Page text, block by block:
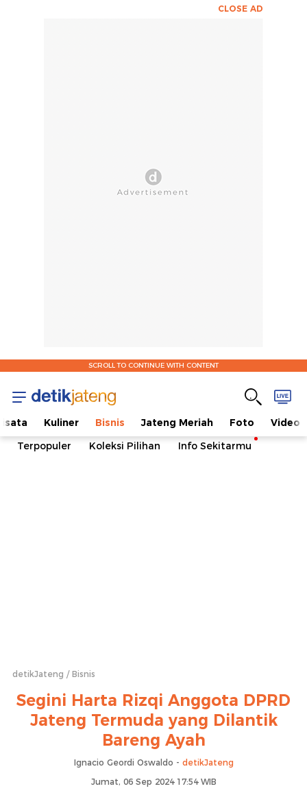
CLOSE AD
SCROLL TO CONTINUE WITH CONTENT
Kuliner Bisnis Jateng Meriah Foto
Video
Terpopuler
Koleksi Pilihan Info Sekitarmu
detikJateng Bisnis
Segini Harta Rizqi Anggota DPRD
Jateng Termuda yang Dilantik
Bareng Ayah
Ignacio Geordi Oswaldo - detikJateng
Jumat, 06 Sep 2024 17:54 WIB